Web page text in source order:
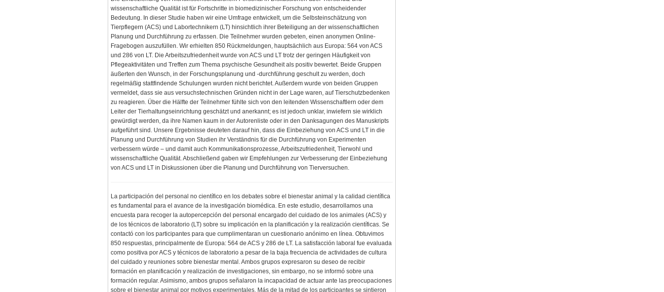
wissenschaftliche Qualität ist für Fortschritte in biomedizinischer Forschung von entscheidender
Bedeutung. In dieser Studie haben wir eine Umfrage entwickelt, um die Selbsteinschätzung von
Tierpflegern (ACS) und Labortechnikern (LT) hinsichtlich ihrer Beteiligung an der wissenschaftlichen
Planung und Durchführung zu erfassen. Die Teilnehmer wurden gebeten, einen anonymen Online-
Fragebogen auszufüllen. Wir erhielten 850 Rückmeldungen, hauptsächlich aus Europa: 564 von ACS
und 286 von LT. Die Arbeitszufriedenheit wurde von ACS und LT trotz der geringen Häufigkeit von
Pflegeaktivitäten und Treffen zum Thema psychische Gesundheit als positiv bewertet. Beide Gruppen
äußerten den Wunsch, in der Forschungsplanung und -durchführung geschult zu werden, doch
regelmäßig stattfindende Schulungen wurden nicht berichtet. Außerdem wurde von beiden Gruppen
vermeldet, dass sie aus versuchstechnischen Gründen nicht in der Lage waren, auf Tierschutzbedenken
zu reagieren. Über die Hälfte der Teilnehmer fühlte sich von den leitenden Wissenschaftlern oder dem
Leiter der Tierhaltungseinrichtung geschätzt und anerkannt; es ist jedoch unklar, inwiefern sie wirklich
gewürdigt werden, da ihre Namen kaum in der Autorenliste oder in den Danksagungen des Manuskripts
aufgeführt sind. Unsere Ergebnisse deuteten darauf hin, dass die Einbeziehung von ACS und LT in die
Planung und Durchführung von Studien ihr Verständnis für die Durchführung von Experimenten
verbessern würde – und damit auch Kommunikationsprozesse, Arbeitszufriedenheit, Tierwohl und
wissenschaftliche Qualität. Abschließend gaben wir Empfehlungen zur Verbesserung der Einbeziehung
von ACS und LT in Diskussionen über die Planung und Durchführung von Tierversuchen.
La participación del personal no científico en los debates sobre el bienestar animal y la calidad científica
es fundamental para el avance de la investigación biomédica. En este estudio, desarrollamos una
encuesta para recoger la autopercepción del personal encargado del cuidado de los animales (ACS) y
de los técnicos de laboratorio (LT) sobre su implicación en la planificación y la realización científicas. Se
contactó con los participantes para que cumplimentaran un cuestionario anónimo en línea. Obtuvimos
850 respuestas, principalmente de Europa: 564 de ACS y 286 de LT. La satisfacción laboral fue evaluada
como positiva por ACS y técnicos de laboratorio a pesar de la baja frecuencia de actividades de cultura
del cuidado y reuniones sobre bienestar mental. Ambos grupos expresaron su deseo de recibir
formación en planificación y realización de investigaciones, sin embargo, no se informó sobre una
formación regular. Asimismo, ambos grupos señalaron la incapacidad de actuar ante las preocupaciones
sobre el bienestar animal por motivos experimentales. Más de la mitad de los participantes se sintieron